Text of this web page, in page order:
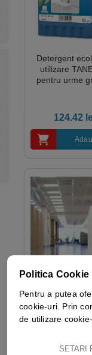
Detergent
utilizare
pentru urme
dificile, 5L,
Cradle-
124.42
Emulsie
protectie a
pentru
Politica Cookie
Pentru a putea
cookie-uri. Prin
de utilizare
SETARI